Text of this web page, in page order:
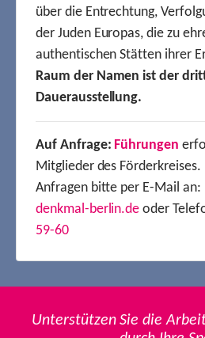
über die Entrechtung,
der Juden Europas, die zu
authentischen Stätten ihrer
Raum der Namen ist der
Dauerausstellung.
Auf Anfrage: Führungen
Mitglieder des Förderkreises.
Anfragen bitte per E-Mail an:
denkmal-berlin.de oder
59-60
Unterstützen Sie die